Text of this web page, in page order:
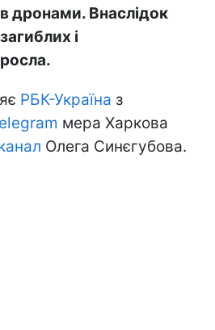
дронами. Внаслідок
і
РБК-Україна з
мера Харкова
Олега Синєгубова.